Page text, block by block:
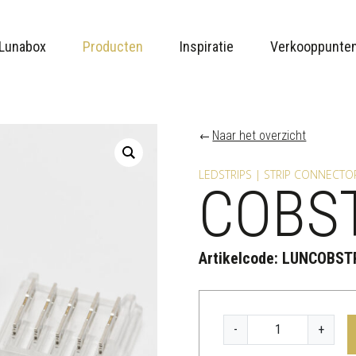
Lunabox Producten Inspiratie
Naar het overzicht
LEDSTRIPS | STRIP
Artikelcode:
-
O
+